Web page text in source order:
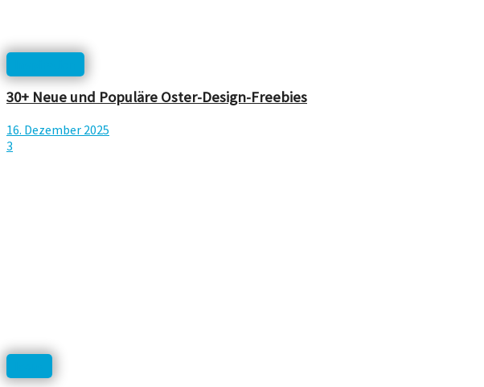
30+ Neue und Populäre Oster-Design-Freebies
16. Dezember 2025
3